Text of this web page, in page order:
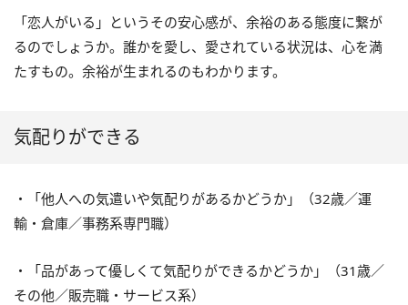
「恋人がいる」というその安心感が、余裕のある態度に繋が
るのでしょうか。誰かを愛し、愛されている状況は、心を満
たすもの。余裕が生まれるのもわかります。
気配りができる
・「他人への気遣いや気配りがあるかどうか」（32歳／運
輸・倉庫／事務系専門職）
・「品があって優しくて気配りができるかどうか」（31歳／
その他／販売職・サービス系）